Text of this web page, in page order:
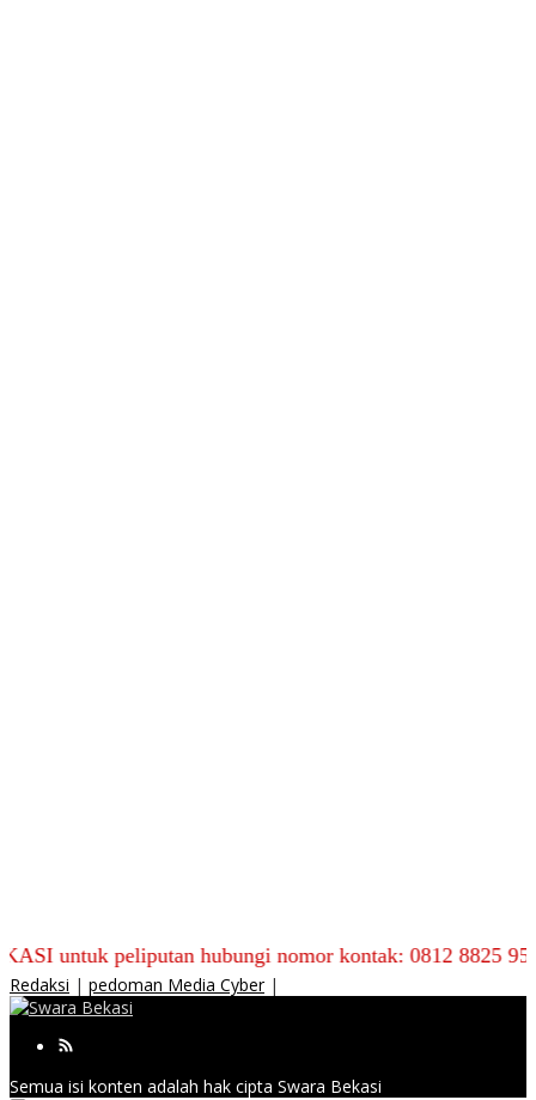
peliputan hubungi nomor kontak: 0812 8825 9590
Redaksi | pedoman Media Cyber|
Semua isi konten adalah hak cipta Swara Bekasi